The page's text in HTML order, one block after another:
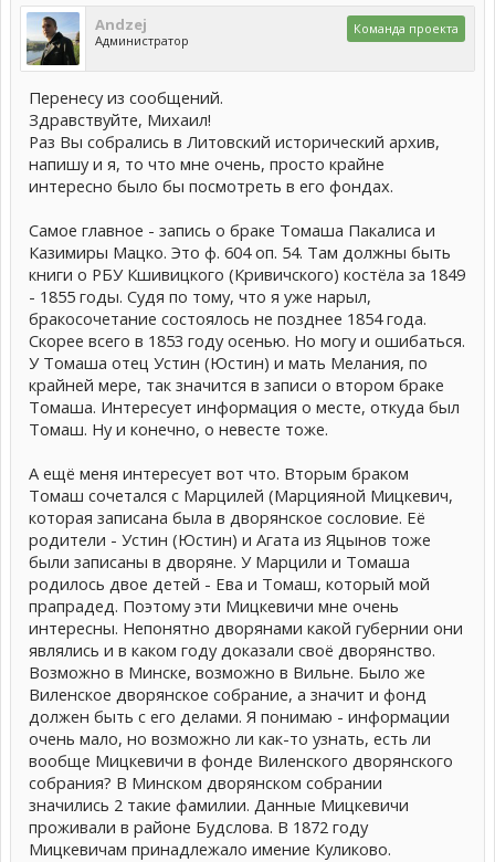
Andzej
Администратор
Команда проекта
Перенесу из сообщений.
Здравствуйте, Михаил!
Раз Вы собрались в Литовский исторический архив,
напишу и я, то что мне очень, просто крайне
интересно было бы посмотреть в его фондах.
Самое главное - запись о браке Томаша Пакалиса и
Казимиры Мацко. Это ф. 604 оп. 54. Там должны быть
книги о РБУ Кшивицкого (Кривичского) костёла за 1849
- 1855 годы. Судя по тому, что я уже нарыл,
бракосочетание состоялось не позднее 1854 года.
Скорее всего в 1853 году осенью. Но могу и ошибаться.
У Томаша отец Устин (Юстин) и мать Мелания, по
крайней мере, так значится в записи о втором браке
Томаша. Интересует информация о месте, откуда был
Томаш. Ну и конечно, о невесте тоже.
А ещё меня интересует вот что. Вторым браком
Томаш сочетался с Марцилей (Марцияной Мицкевич,
которая записана была в дворянское сословие. Её
родители - Устин (Юстин) и Агата из Яцынов тоже
были записаны в дворяне. У Марцили и Томаша
родилось двое детей - Ева и Томаш, который мой
прапрадед. Поэтому эти Мицкевичи мне очень
интересны. Непонятно дворянами какой губернии они
являлись и в каком году доказали своё дворянство.
Возможно в Минске, возможно в Вильне. Было же
Виленское дворянское собрание, а значит и фонд
должен быть с его делами. Я понимаю - информации
очень мало, но возможно ли как-то узнать, есть ли
вообще Мицкевичи в фонде Виленского дворянского
собрания? В Минском дворянском собрании
значились 2 такие фамилии. Данные Мицкевичи
проживали в районе Будслова. В 1872 году
Мицкевичам принадлежало имение Куликово.